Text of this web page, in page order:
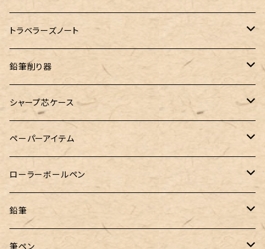
大西製作所
染色カクノ
TWSBI（ツイスビー）
Ystudio（ワイスタジオ）
Nahvalur(ナーヴァル)
TaG サブマリン万年筆 限定ペン先ゴールドプレート
CROSS（クロス）
BENJA メノルカペン
Fisher（フィッシャー）
HUGO BOSS（ヒューゴボス）
Sheaffer（シェーファー）
マーベラスウッド
トライカラーボールペン
バディ【Mark II(マークツー)】
HUGO BOSS (ヒューゴ ボス)
PARKER(パーカー)
PILOT（パイロット）
アシュフォード
スリップオン
Kaweco（カヴェコ）
Ystudio（ワイスタジオ）
ガラス工房 SAYORI
GLASS STUDIO しなぷす
アトリグラス
エルバン
20mlインク
38mlインク
コラボレーションインク
インクガチャ
PLATINUM（プラチナ）
マーベラスシャープ
トライカラーボールペン
カランダッシュ
ロットリング
プラチナ
早川式繰出鉛筆
三菱鉛筆
クルトガ ウッド
ぺんてる
ラミー
ラダイト
LOGステーショナリー
アシュフォード
フェリスホイールプレス
PLOTTER
トラベラーズノート
スターターキット
リフィル・カスタマイズパーツ
鉛筆削り器
コヒノール
シャープ芯ケース
Ystudio（ワイスタジオ）
ラダイト
Steef&Co.（スティーフ）
富士瘤クラフト
ペーパーアイテム
ヌルリフィル
irofulインクカード
神戸派計画
ローラーボールペン
FONTE
ローラーボール 6色キャップ付
鉛筆
サンスター文具
筆ペン